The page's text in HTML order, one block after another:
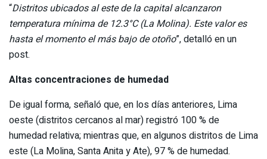
“Distritos ubicados al este de la capital alcanzaron
temperatura mínima de 12.3°C (La Molina). Este valor es
hasta el momento el más bajo de otoño”, detalló en un
post.
Altas concentraciones de humedad
De igual forma, señaló que, en los días anteriores, Lima
oeste (distritos cercanos al mar) registró 100 % de
humedad relativa; mientras que, en algunos distritos de Lima
este (La Molina, Santa Anita y Ate), 97 % de humedad.